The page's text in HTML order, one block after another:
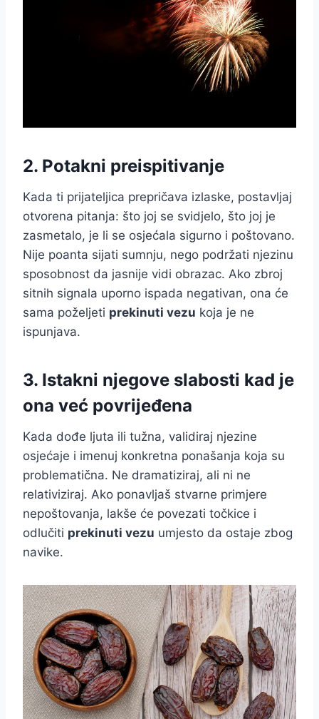
2. Potakni preispitivanje
Kada ti prijateljica prepričava izlaske, postavljaj
otvorena pitanja: što joj se svidjelo, što joj je
zasmetalo, je li se osjećala sigurno i poštovano.
Nije poanta sijati sumnju, nego podržati njezinu
sposobnost da jasnije vidi obrazac. Ako zbroj
sitnih signala uporno ispada negativan, ona će
sama poželjeti prekinuti vezu koja je ne
ispunjava.
3. Istakni njegove slabosti kad je
ona već povrijeđena
Kada dođe ljuta ili tužna, validiraj njezine
osjećaje i imenuj konkretna ponašanja koja su
problematična. Ne dramatiziraj, ali ni ne
relativiziraj. Ako ponavljaš stvarne primjere
nepoštovanja, lakše će povezati točkice i
odlučiti prekinuti vezu umjesto da ostaje zbog
navike.